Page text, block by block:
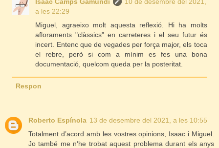
a les 22:29
Miguel, agraeixo molt aquesta reflexió. Hi ha molts
afloraments "clàssics" en carreteres i el seu futur és
incert. Entenc que de vegades per força major, els toca
el rebre, però si com a mínim es fes una bona
documentació, quelcom queda per la posteritat.
Respon
Roberto Espínola 13 de desembre del 2021, a les 10:55
Totalment d’acord amb les vostres opinions, Isaac i Miguel.
Jo també me n‘he trobat aquest problema durant els anys